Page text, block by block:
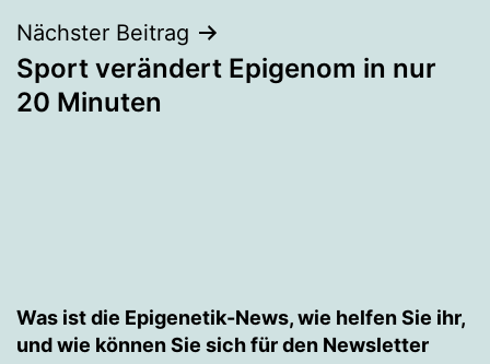
Nächster Beitrag
Sport verändert Epigenom in nur
20 Minuten
Was ist die Epigenetik-News, wie helfen Sie ihr,
und wie können Sie sich für den Newsletter